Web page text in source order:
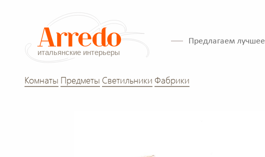
Предлагаем лучшее
Комнаты Предметы Светильники Фабрики